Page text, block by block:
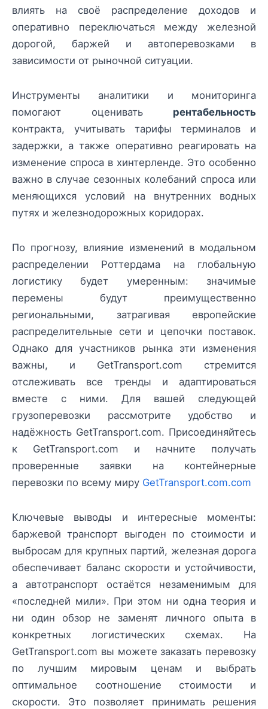
влиять на своё распределение доходов и
оперативно переключаться между железной
дорогой, баржей и автоперевозками в
зависимости от рыночной ситуации.
Инструменты аналитики и мониторинга
помогают оценивать рентабельность
контракта, учитывать тарифы терминалов и
задержки, а также оперативно реагировать на
изменение спроса в хинтерленде. Это особенно
важно в случае сезонных колебаний спроса или
меняющихся условий на внутренних водных
путях и железнодорожных коридорах.
По прогнозу, влияние изменений в модальном
распределении Роттердама на глобальную
логистику будет умеренным: значимые
перемены будут преимущественно
региональными, затрагивая европейские
распределительные сети и цепочки поставок.
Однако для участников рынка эти изменения
важны, и GetTransport.com стремится
отслеживать все тренды и адаптироваться
вместе с ними. Для вашей следующей
грузоперевозки рассмотрите удобство и
надёжность GetTransport.com. Присоединяйтесь
к GetTransport.com и начните получать
проверенные заявки на контейнерные
перевозки по всему миру GetTransport.com.com
Ключевые выводы и интересные моменты:
баржевой транспорт выгоден по стоимости и
выбросам для крупных партий, железная дорога
обеспечивает баланс скорости и устойчивости,
а автотранспорт остаётся незаменимым для
«последней мили». При этом ни одна теория и
ни один обзор не заменят личного опыта в
конкретных логистических схемах. На
GetTransport.com вы можете заказать перевозку
по лучшим мировым ценам и выбрать
оптимальное соотношение стоимости и
скорости. Это позволяет принимать решения